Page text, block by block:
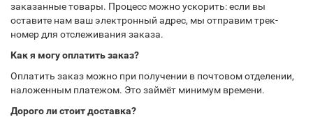
заказанные товары. Процесс можно ускорить: если вы
оставите нам ваш электронный адрес, мы отправим трек-
номер для отслеживания заказа.
Как я могу оплатить заказ?
Оплатить заказ можно при получении в почтовом отделении,
наложенным платежом. Это займёт минимум времени.
Дорого ли стоит доставка?